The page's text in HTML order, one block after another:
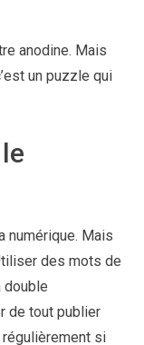
anodine. Mais
un puzzle qui
numérique. Mais
des mots de
double
de tout publier
si